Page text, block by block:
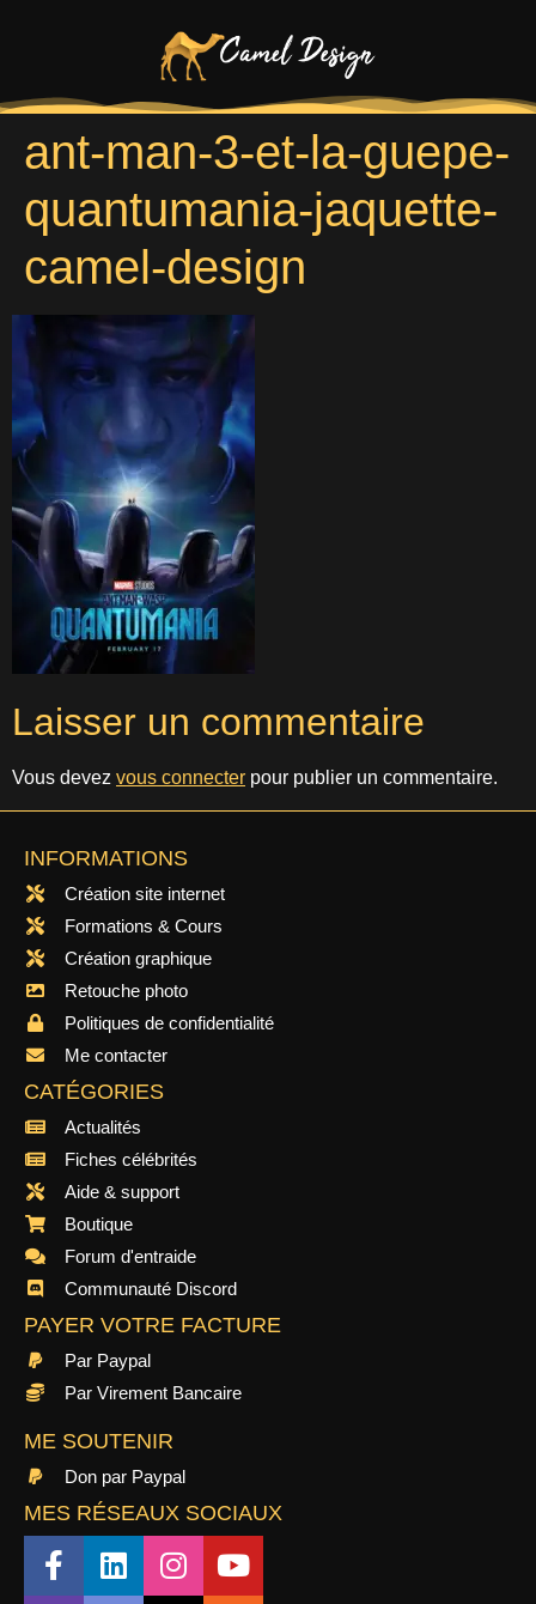
ant-man-3-et-la-guepe-
quantumania-jaquette-
camel-design
Laisser un commentaire
Vous devez vous connecter pour publier un commentaire.
INFORMATIONS
Création site internet
Formations & Cours
Création graphique
Retouche photo
Politiques de confidentialité
Me contacter
CATÉGORIES
Actualités
Fiches célébrités
Aide & support
Boutique
Forum d'entraide
Communauté Discord
PAYER VOTRE FACTURE
Par Paypal
Par Virement Bancaire
ME SOUTENIR
Don par Paypal
MES RÉSEAUX SOCIAUX